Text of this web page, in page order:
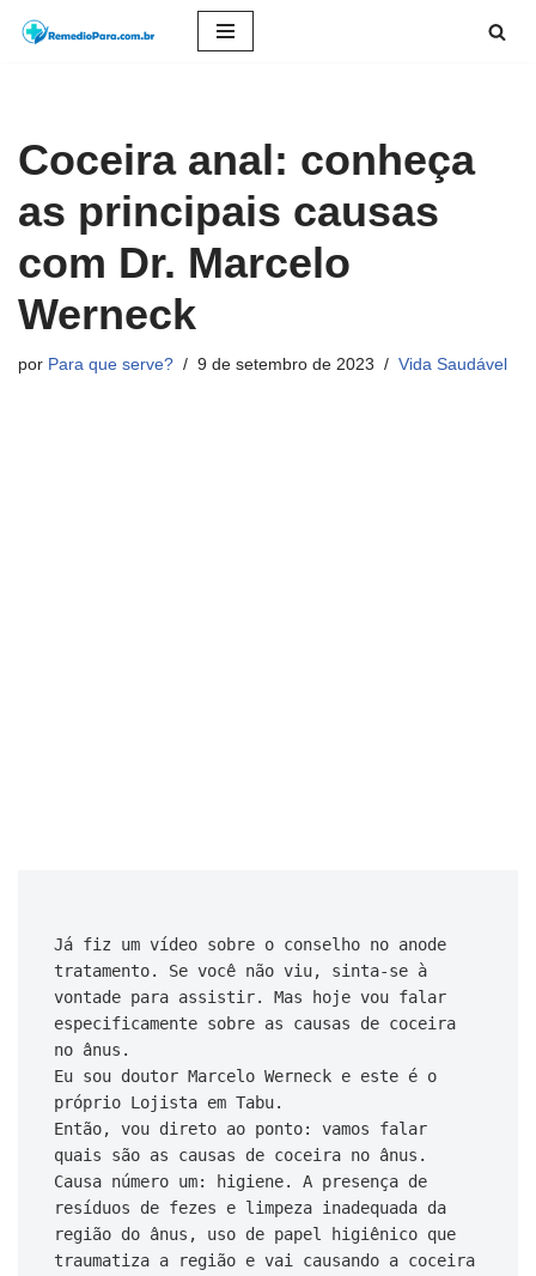
conteúdo
Coceira anal: conheça
as principais causas
com Dr. Marcelo
Werneck
por Para que serve? 9 de setembro de 2023 Vida Saudável
Já fiz um vídeo sobre o conselho no anode
tratamento. Se você não viu, sinta-se à
vontade para assistir. Mas hoje vou falar
especificamente sobre as causas de coceira
no ânus.
Eu sou doutor Marcelo Werneck e este é o
próprio Lojista em Tabu.
Então, vou direto ao ponto: vamos falar
quais são as causas de coceira no ânus.
Causa número um: higiene. A presença de
resíduos de fezes e limpeza inadequada da
região do ânus, uso de papel higiênico que
traumatiza a região e vai causando a coceira